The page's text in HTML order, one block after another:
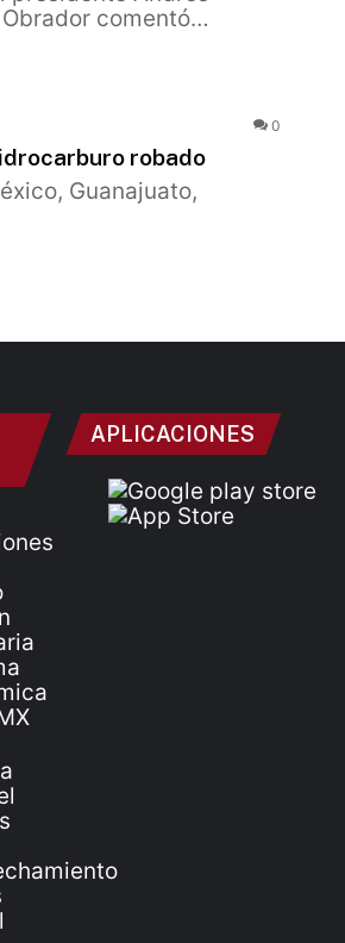
comentó…
0
robado
Guanajuato,
APLICACIONES